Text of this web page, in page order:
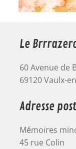
Le
60 Avenue de
69120 Vaulx-
Adresse
Mémoires
45 rue Colin